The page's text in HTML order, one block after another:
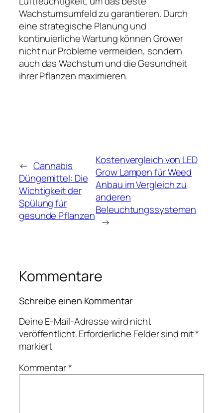
Wachstumsumfeld zu garantieren. Durch
eine strategische Planung und
kontinuierliche Wartung können Grower
nicht nur Probleme vermeiden, sondern
auch das Wachstum und die Gesundheit
ihrer Pflanzen maximieren.
← Cannabis
Düngemittel: Die
Wichtigkeit der
Spülung für
gesunde Pflanzen
Kostenvergleich von LED
Grow Lampen für Weed
Anbau im Vergleich zu
anderen
Beleuchtungssystemen
→
Kommentare
Schreibe einen Kommentar
Deine E-Mail-Adresse wird nicht
veröffentlicht.Erforderliche Felder sind mit*
markiert
Kommentar*